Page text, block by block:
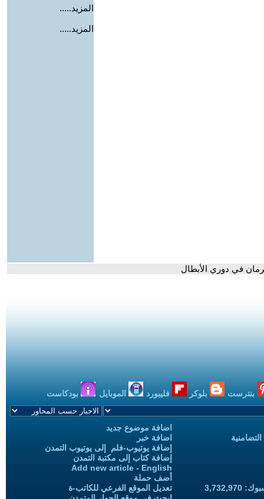
المزيد.....
المزيد.....
في دوري الأبطال
بنترست بلوكر فليبورد الموبايل بودكاست
اضافة موضوع جديد
اضافة خبر
إضافة يوتيوب-فلم إلى يوتيوب التمدن
إضافة كتاب إلى مكتبة التمدن
Add new article - English
أضف حملة
تعديل الموقع الفرعي للكاتب-ة